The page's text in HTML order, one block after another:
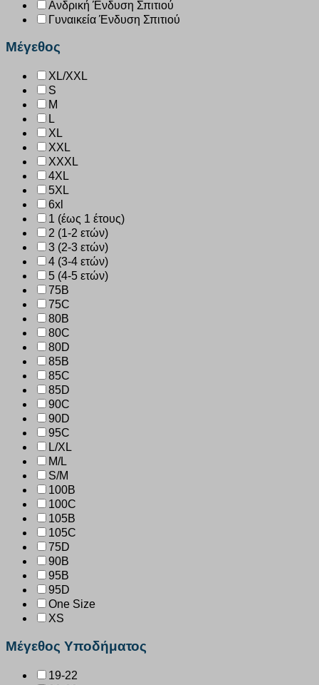
Ανδρική Ένδυση Σπιτιού
Γυναικεία Ένδυση Σπιτιού
Μέγεθος
XL/XXL
S
M
L
XL
XXL
XXXL
4XL
5XL
6xl
1 (έως 1 έτους)
2 (1-2 ετών)
3 (2-3 ετών)
4 (3-4 ετών)
5 (4-5 ετών)
75B
75C
80B
80C
80D
85B
85C
85D
90C
90D
95C
L/XL
M/L
S/M
100B
100C
105B
105C
75D
90B
95B
95D
One Size
XS
Μέγεθος Υποδήματος
19-22